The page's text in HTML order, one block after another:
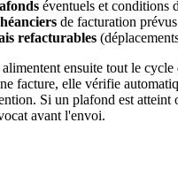
éventuels et conditions
de facturation prévus
refacturables
alimentent ensuite tout le
facture, elle vérifie
Si un plafond est atteint
avant l'envoi.